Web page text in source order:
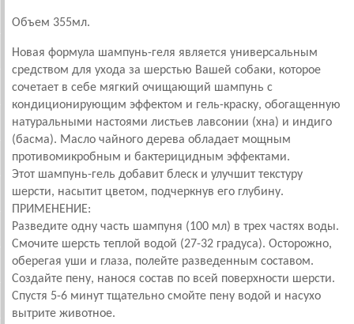
Объем 355мл.
Новая формула шампунь-геля является универсальным
средством для ухода за шерстью Вашей собаки, которое
сочетает в себе мягкий очищающий шампунь с
кондиционирующим эффектом и гель-краску, обогащенную
натуральными настоями листьев лавсонии (хна) и индиго
(басма). Масло чайного дерева обладает мощным
противомикробным и бактерицидным эффектами.
Этот шампунь-гель добавит блеск и улучшит текстуру
шерсти, насытит цветом, подчеркнув его глубину.
ПРИМЕНЕНИЕ:
Разведите одну часть шампуня (100 мл) в трех частях воды.
Смочите шерсть теплой водой (27-32 градуса). Осторожно,
оберегая уши и глаза, полейте разведенным составом.
Создайте пену, нанося состав по всей поверхности шерсти.
Спустя 5-6 минут тщательно смойте пену водой и насухо
вытрите животное.